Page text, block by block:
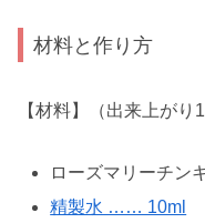
材料と作り方
【材料】（出来上がり
ローズマリーチン
精製水 …… 10ml